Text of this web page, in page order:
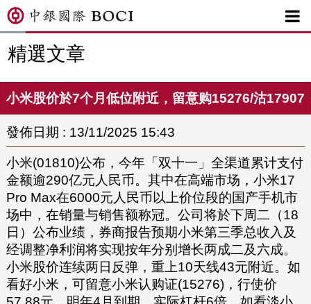

精選文章
小米股价於7个月低位附近，留意购15276/沽17907
發佈日期 : 13/11/2025 15:43
小米(01810)公布，今年「双十一」全渠道累计支付
金额逾290亿元人民币。其中在高端市场，小米17
Pro Max在6000元人民币以上价位段的国产手机市
场中，在销量与销售额称冠。公司将於下周二（18
日）公布业绩，券商报告预期小米第三季总收入及
经调整净利润将实现按年分别增长两成二及六成。
小米股价连续两日反弹，重上10天线43元附近。如
看好小米，可留意小米认购证(15276)，行使价